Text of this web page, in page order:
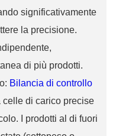
significativamente
la precisione.
di più prodotti.
Bilancia di controllo
di carico precise
I prodotti al di fuori